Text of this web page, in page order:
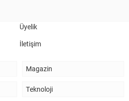
Üyelik
İletişim
Magazin
Teknoloji